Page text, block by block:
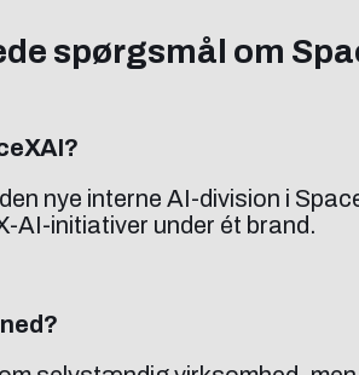
spørgsmål om
nye interne AI-division i
AI-initiativer under ét brand.